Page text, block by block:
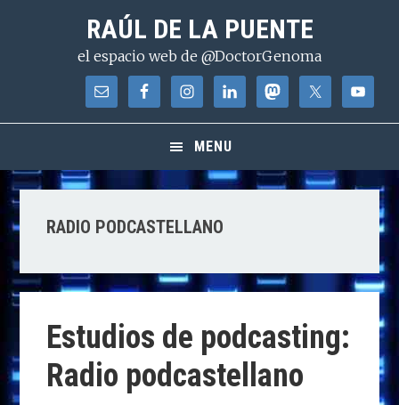
contenido
RAÚL DE LA PUENTE
el espacio web de @DoctorGenoma
MENU
RADIO PODCASTELLANO
Estudios de podcasting:
Radio podcastellano